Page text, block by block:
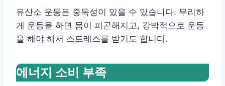
유산소 운동은 중독성이 있을 수 있습니다. 무리하
게 운동을 하면 몸이 피곤해지고, 강박적으로 운동
을 해야 해서 스트레스를 받기도 합니다.
에너지 소비 부족